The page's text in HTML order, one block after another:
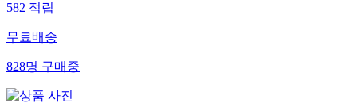
582적립
무료배송
828명구매중